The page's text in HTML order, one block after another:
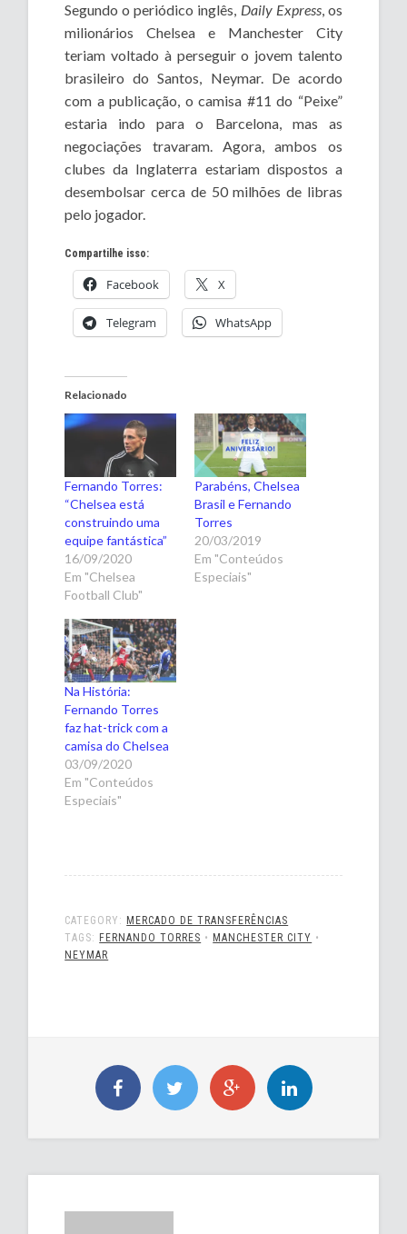
Segundo o periódico inglês, Daily Express, os
milionários Chelsea e Manchester City
teriam voltado à perseguir o jovem talento
brasileiro do Santos, Neymar. De acordo
com a publicação, o camisa #11 do “Peixe”
estaria indo para o Barcelona, mas as
negociações travaram. Agora, ambos os
clubes da Inglaterra estariam dispostos a
desembolsar cerca de 50 milhões de libras
pelo jogador.
Compartilhe isso:
Facebook X
Telegram WhatsApp
Relacionado
Fernando Torres:
“Chelsea está
construindo uma
equipe fantástica”
16/09/2020
Em "Chelsea
Football Club"
Parabéns, Chelsea
Brasil e Fernando
Torres
20/03/2019
Em "Conteúdos
Especiais"
Na História:
Fernando Torres
faz hat-trick com a
camisa do Chelsea
03/09/2020
Em "Conteúdos
Especiais"
CATEGORY: MERCADO DE TRANSFERÊNCIAS
TAGS: FERNANDO TORRES • MANCHESTER CITY •
NEYMAR